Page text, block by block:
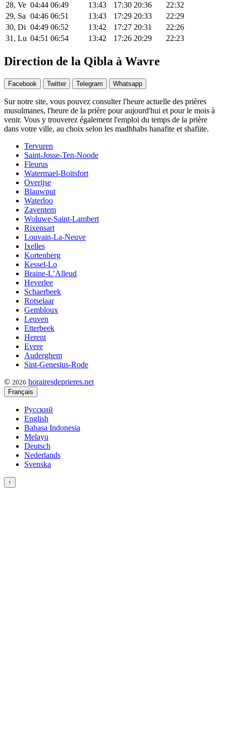
28, Ve 04:44 06:49 13:43 17:30 20:36
22:32
29, Sa 04:46 06:51 13:43 17:29 20:33
22:29
30, Di 04:49 06:52 13:42 17:27 20:31
22:26
31, Lu 04:51 06:54 13:42 17:26 20:29 22:23
Direction de la Qibla à Wavre
Facebook Twitter Telegram Whatsapp
Sur notre site, vous pouvez consulter l'heure actuelle des prières
musulmanes, l'heure de la prière pour aujourd'hui et pour le mois à
venir. Vous y trouverez également l'emploi du temps de la prière
dans votre ville, au choix selon les madhhabs hanafite et shafiite.
Tervuren
Saint-Josse-Ten-Noode
Fleurus
Watermael-Boitsfort
Overijse
Blauwput
Waterloo
Zaventem
Woluwe-Saint-Lambert
Rixensart
Louvain-La-Neuve
Ixelles
Kortenberg
Kessel-Lo
Braine-L’Alleud
Heverlee
Schaerbeek
Rotselaar
Gembloux
Leuven
Etterbeek
Herent
Evere
Auderghem
Sint-Genesius-Rode
© 2026 horairesdeprieres.net
Français
Русский
English
Bahasa Indonesia
Melayu
Deutsch
Nederlands
Svenska
↑